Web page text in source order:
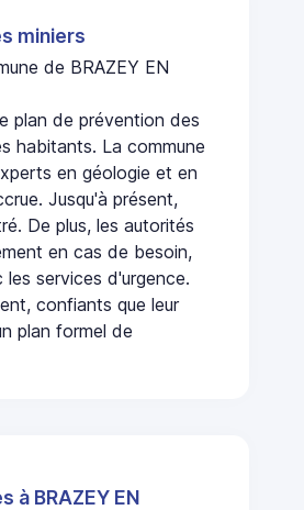
miniers
de BRAZEY EN
plan de prévention des
habitants. La commune
en géologie et en
Jusqu'à présent,
De plus, les autorités
en cas de besoin,
services d'urgence.
confiants que leur
plan formel de
à BRAZEY EN